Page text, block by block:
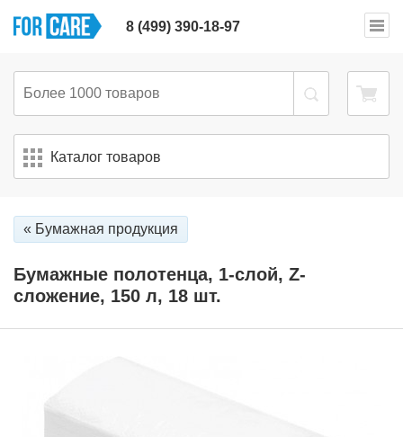
8 (499) 390-18-97
Каталог товаров
« Бумажная продукция
Бумажные полотенца, 1-слой, Z-
сложение, 150 л, 18 шт.